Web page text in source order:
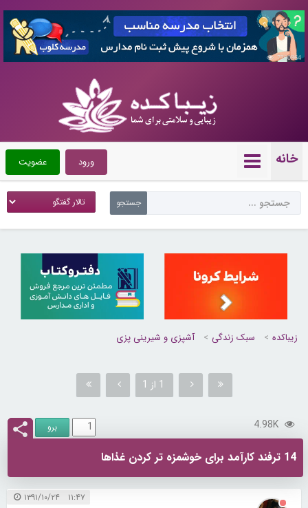
7360864
خانه عضویت ورود
زیباکده سبک زندگی آشپزی و شیرینی پزی
1 از 1
4.98K
14 ترفند کارآمد برای خوشمزه تر کردن غذاها
۱۱:۴۷ ۱۳۹۱/۱۰/۲۴